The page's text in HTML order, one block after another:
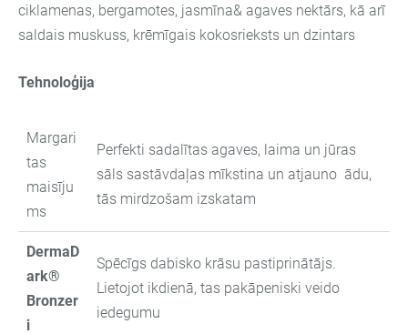
ciklamenas, bergamotes, jasmīna& agaves nektārs, kā arī
saldais muskuss, krēmīgais kokosrieksts un dzintars
Tehnoloģija
Margari
tas
maisīju
ms
Perfekti sadalītas agaves, laima un jūras
sāls sastāvdaļas mīkstina un atjauno ādu,
tās mirdzošam izskatam
DermaD
ark®
Bronzer
i
Spēcīgs dabisko krāsu pastiprinātājs.
Lietojot ikdienā, tas pakāpeniski veido
iedegumu